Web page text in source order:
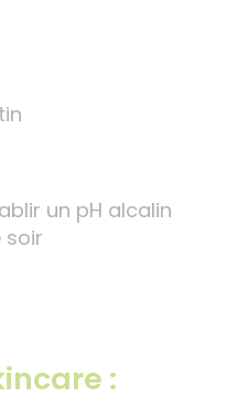
un pH alcalin
soir
: